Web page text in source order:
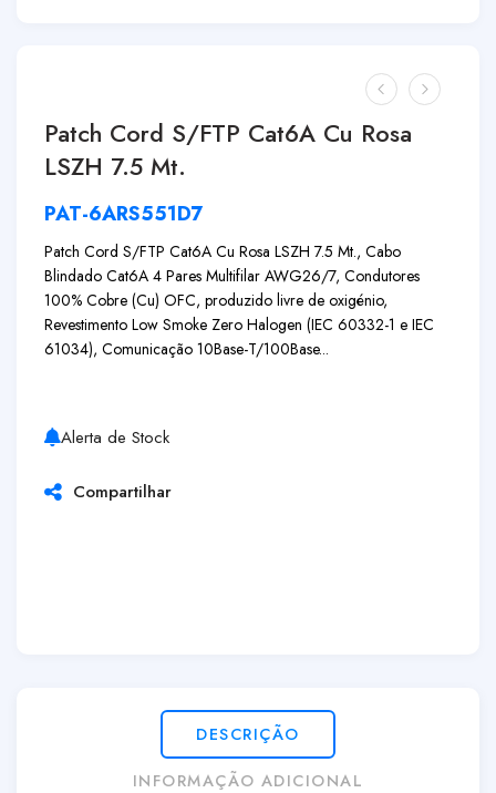
Patch Cord S/FTP Cat6A Cu Rosa
LSZH 7.5 Mt.
PAT-6ARS551D7
Patch Cord S/FTP Cat6A Cu Rosa LSZH 7.5 Mt., Cabo
Blindado Cat6A 4 Pares Multifilar AWG26/7, Condutores
100% Cobre (Cu) OFC, produzido livre de oxigénio,
Revestimento Low Smoke Zero Halogen (IEC 60332-1 e IEC
61034), Comunicação 10Base-T/100Base...
Alerta de Stock
Compartilhar
DESCRIÇÃO
INFORMAÇÃO ADICIONAL